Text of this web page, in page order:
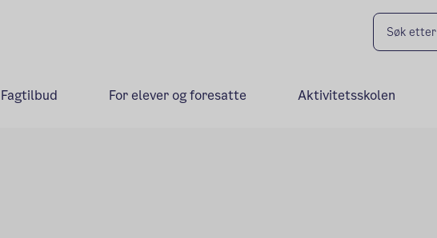
Fagtilbud For elever og foresatte Aktivitetsskolen